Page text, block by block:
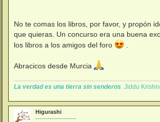
No te comas los libros, por favor, y propón
que quieras. Un concurso era una buena
los libros a los amigos del foro
.
Abracicos desde Murcia
La verdad es una tierra sin senderos . Jiddu
Higurashi
--------------------